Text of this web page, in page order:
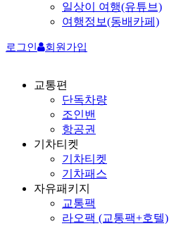
일상이 여행(유튜브)
여행정보(동배카페)
로그인 회원가입
교통편
단독차량
조인밴
항공권
기차티켓
기차티켓
기차패스
자유패키지
교통팩
라오팩 (교통팩+호텔)